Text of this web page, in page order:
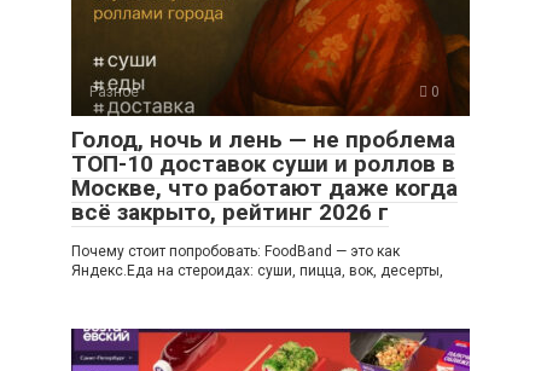
Разное 0
Голод, ночь и лень — не проблема
ТОП-10 доставок суши и роллов в
Москве, что работают даже когда
всё закрыто, рейтинг 2026 г
Почему стоит попробовать: FoodBand — это как
Яндекс.Еда на стероидах: суши, пицца, вок, десерты,